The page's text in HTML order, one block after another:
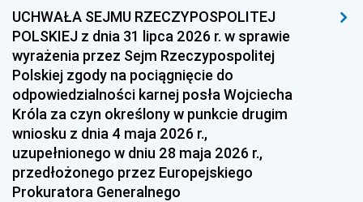
UCHWAŁA SEJMU RZECZYPOSPOLITEJ
POLSKIEJ z dnia 31 lipca 2026 r. w sprawie
wyrażenia przez Sejm Rzeczypospolitej
Polskiej zgody na pociągnięcie do
odpowiedzialności karnej posła Wojciecha
Króla za czyn określony w punkcie drugim
wniosku z dnia 4 maja 2026 r.,
uzupełnionego w dniu 28 maja 2026 r.,
przedłożonego przez Europejskiego
Prokuratora Generalnego